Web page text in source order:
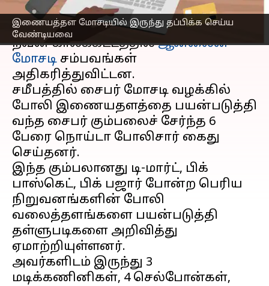
இணையத்தள மோசடியில் இருந்து தப்பிக்க செய்ய
வேண்டியவை
செய்தி முன்னோட்டம்
நவீன காலக்கட்டத்தில்ஆன்லைன்
மோசடி சம்பவங்கள்
அதிகரித்துவிட்டன.
சமீபத்தில் சைபர் மோசடி வழக்கில்
போலி இணையதளத்தை பயன்படுத்தி
வந்த சைபர் கும்பலைச் சேர்ந்த 6
பேரை நொய்டா போலிசார் கைது
செய்தனர்.
இந்த கும்பலானது டி-மார்ட், பிக்
பாஸ்கெட், பிக் பஜார் போன்ற பெரிய
நிறுவனங்களின் போலி
வலைத்தளங்களை பயன்படுத்தி
தள்ளுபடிகளை அறிவித்து
ஏமாற்றியுள்ளனர்.
அவர்களிடம் இருந்து 3
மடிக்கணினிகள், 4 செல்போன்கள்,